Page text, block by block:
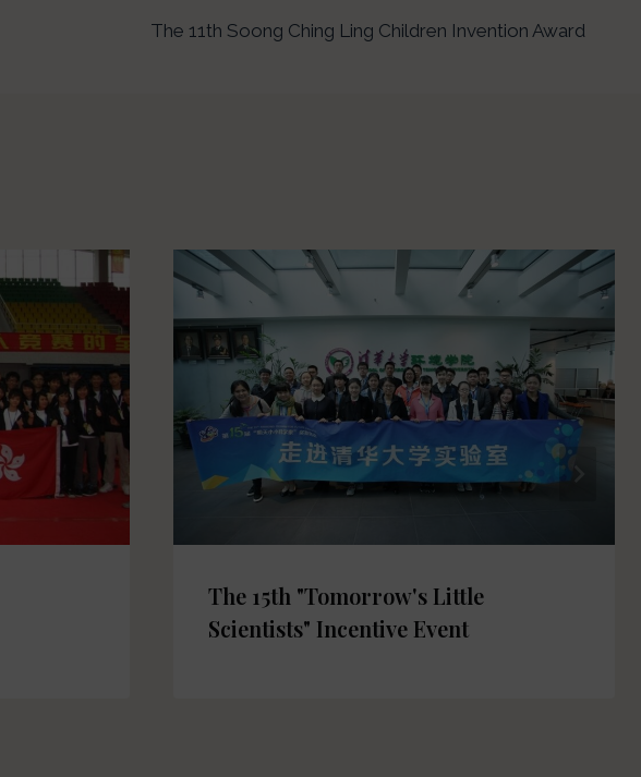
The 11th Soong Ching Ling Children Invention Award
The 15th "Tomorrow's Little
Scientists" Incentive Event